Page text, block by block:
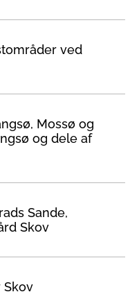
ved
Mossø og
og dele af
Sande,
Skov
Skov